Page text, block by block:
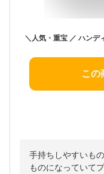
この
手持ちしやすいも
ものになっていて